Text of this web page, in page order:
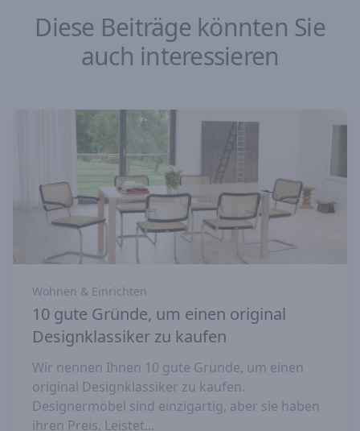
Diese Beiträge könnten Sie
auch interessieren
Wohnen & Einrichten
10 gute Gründe, um einen original
Designklassiker zu kaufen
Wir nennen Ihnen 10 gute Gründe, um einen
original Designklassiker zu kaufen.
Designermöbel sind einzigartig, aber sie haben
ihren Preis. Leistet...